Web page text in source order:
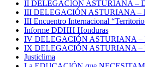
II DELEGACIÓN ASTURIANA –
III DELEGACIÓN ASTURIANA –
III Encuentro Internacional
Informe DDHH Honduras
IV DELEGACIÓN ASTURIANA
IX DELEGACIÓN ASTURIANA
Justiclima